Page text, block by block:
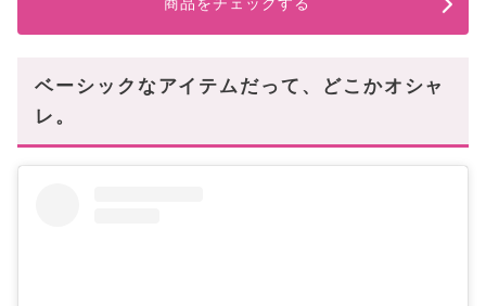
ベーシックなアイテムだって、どこかオシャ
レ。